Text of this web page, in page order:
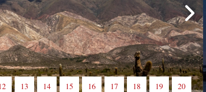
13 14 15 16 17 18 19 20